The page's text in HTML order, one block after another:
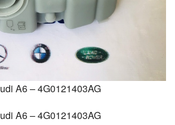
A6 – 4G0121403AG
A6 – 4G0121403AG